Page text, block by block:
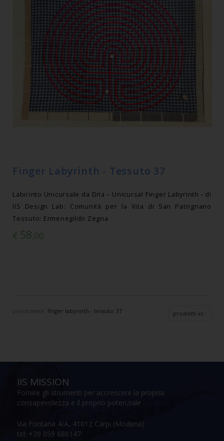
Finger Labyrinth - Tessuto 37
Labirinto Unicursale da Dita – Unicursal Finger Labyrinth - di
IIS Design Lab: Comunità per la Vita di San Patrignano
Tessuto: Ermenegildo Zegna
€ 58,00
precedente: finger labyrinth - tessuto 37 prodotti iis
IIS MISSION
Fornire gli strumenti per accrescere la propria
consapevolezza e il proprio potenziale
Via Fontana 4/A, 41012 Carpi (Modena)
tel: +39 059 686147